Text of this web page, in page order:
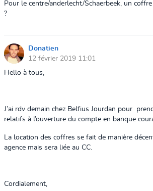
Pour le centre/anderlecht/Schaerbeek, un
?
Donatien
12 février 2019 11:01
Hello à tous,
J’ai rdv demain chez Belfius Jourdan pour
relatifs à l’ouverture du compte en banque
La location des coffres se fait de manière
agence mais sera liée au CC.
Cordialement,